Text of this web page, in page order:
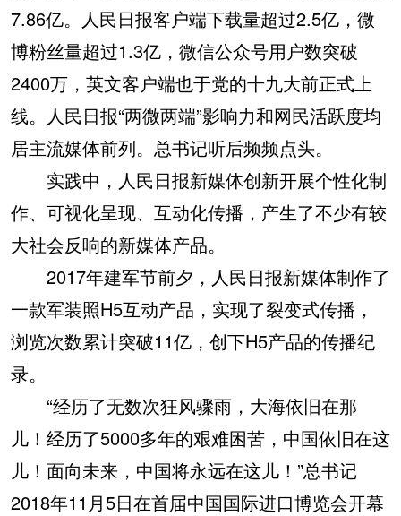
7.86亿。人民日报客户端下载量超过2.5亿，微
博粉丝量超过1.3亿，微信公众号用户数突破
2400万，英文客户端也于党的十九大前正式上
线。人民日报“两微两端”影响力和网民活跃度均
居主流媒体前列。总书记听后频频点头。
实践中，人民日报新媒体创新开展个性化制
作、可视化呈现、互动化传播，产生了不少有较
大社会反响的新媒体产品。
2017年建军节前夕，人民日报新媒体制作了
一款军装照H5互动产品，实现了裂变式传播，
浏览次数累计突破11亿，创下H5产品的传播纪
录。
“经历了无数次狂风骤雨，大海依旧在那
儿！经历了5000多年的艰难困苦，中国依旧在这
儿！面向未来，中国将永远在这儿！”总书记
2018年11月5日在首届中国国际进口博览会开幕